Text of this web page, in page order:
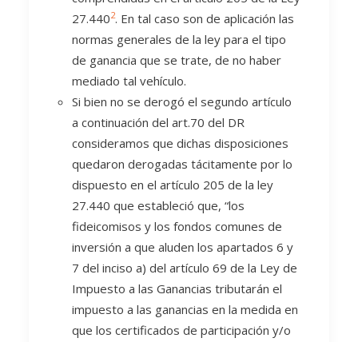
27.4402. En tal caso son de aplicación las
normas generales de la ley para el tipo
de ganancia que se trate, de no haber
mediado tal vehículo.
Si bien no se derogó el segundo artículo
a continuación del art.70 del DR
consideramos que dichas disposiciones
quedaron derogadas tácitamente por lo
dispuesto en el artículo 205 de la ley
27.440 que estableció que, “los
fideicomisos y los fondos comunes de
inversión a que aluden los apartados 6 y
7 del inciso a) del artículo 69 de la Ley de
Impuesto a las Ganancias tributarán el
impuesto a las ganancias en la medida en
que los certificados de participación y/o